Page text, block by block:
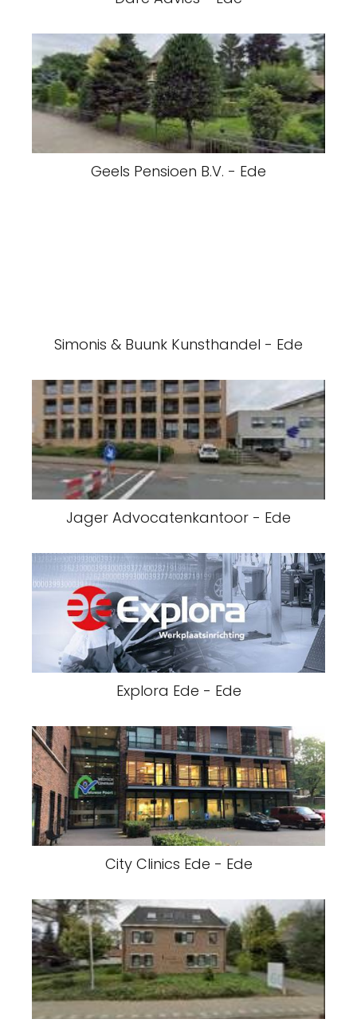
Geels Pensioen B.V. - Ede
Simonis & Buunk Kunsthandel - Ede
Jager Advocatenkantoor - Ede
Explora Ede - Ede
City Clinics Ede - Ede